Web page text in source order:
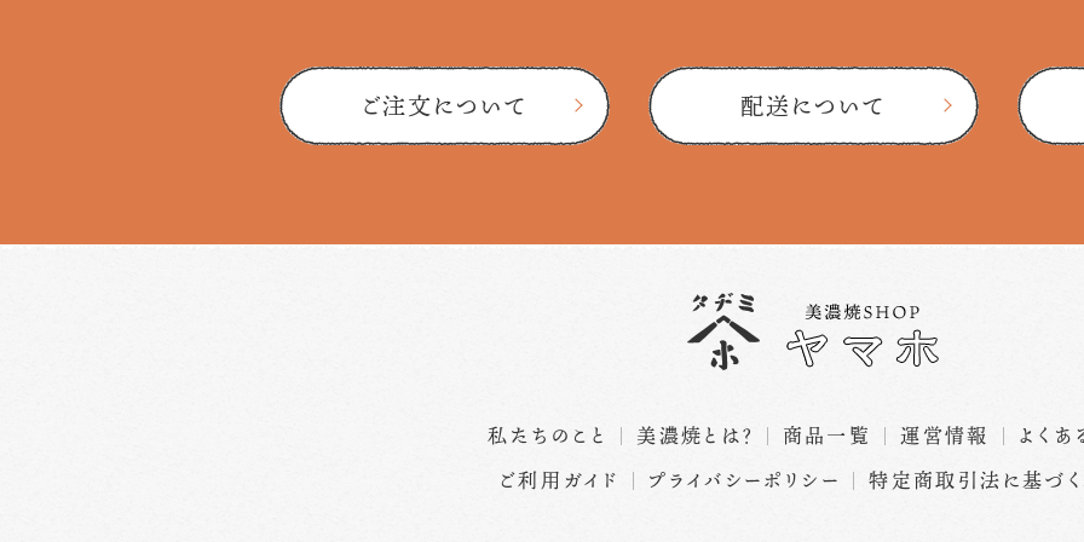
ご注文について 配送について
私たちのこと 美濃焼とは？ 商品一覧 運営情報
よく
ご利用ガイド
プライバシーポリシー 特定商取引法に基づ